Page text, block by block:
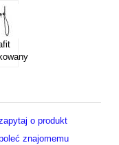
o produkt
znajomemu